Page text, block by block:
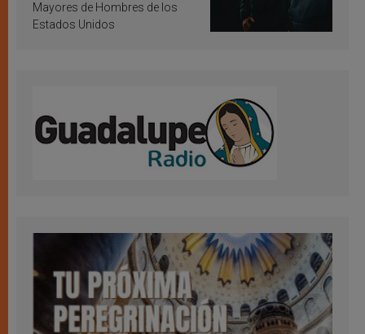
Mayores de Hombres de los
Estados Unidos